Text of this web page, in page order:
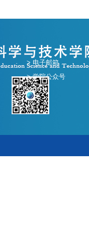
> 电子邮箱
> 学院公众号